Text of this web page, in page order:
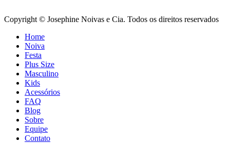
Copyright © Josephine Noivas e Cia. Todos os direitos reservados
Home
Noiva
Festa
Plus Size
Masculino
Kids
Acessórios
FAQ
Blog
Sobre
Equipe
Contato